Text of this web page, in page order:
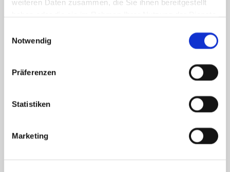
weiteren Daten zusammen, die Sie ihnen bereitgestellt
Notwendig
Präferenzen
Statistiken
Marketing